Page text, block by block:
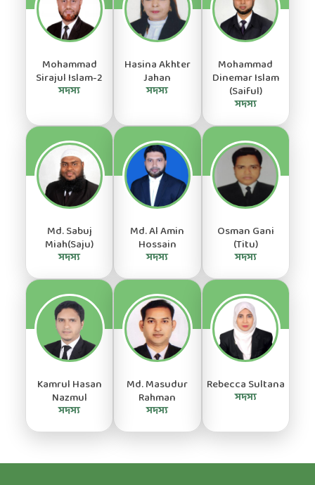
Mohammad
Sirajul Islam-2
সদস্য
Hasina Akhter
Jahan
সদস্য
Mohammad
Dinemar Islam
(Saiful)
সদস্য
Md. Sabuj
Miah(Saju)
সদস্য
Md. Al Amin
Hossain
সদস্য
Osman Gani
(Titu)
সদস্য
Kamrul Hasan
Nazmul
সদস্য
Md. Masudur
Rahman
সদস্য
Rebecca Sultana
সদস্য